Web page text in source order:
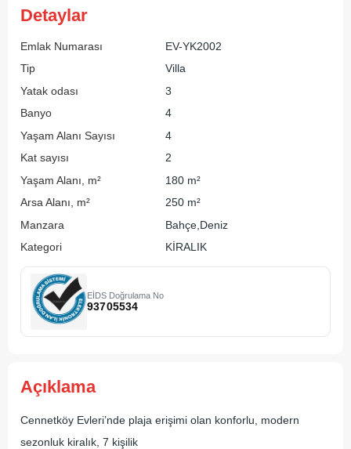
Detaylar
Emlak Numarası
EV-YK2002
Tip
Villa
Yatak odası
3
Banyo
4
Yaşam Alanı Sayısı
4
Kat sayısı
2
Yaşam Alanı, m²
180 m²
Arsa Alanı, m²
250 m²
Manzara
Bahçe,Deniz
Kategori
KİRALIK
EİDS Doğrulama No
93705534
Açıklama
Cennetköy Evleri’nde plaja erişimi olan konforlu, modern
sezonluk kiralık, 7 kişilik